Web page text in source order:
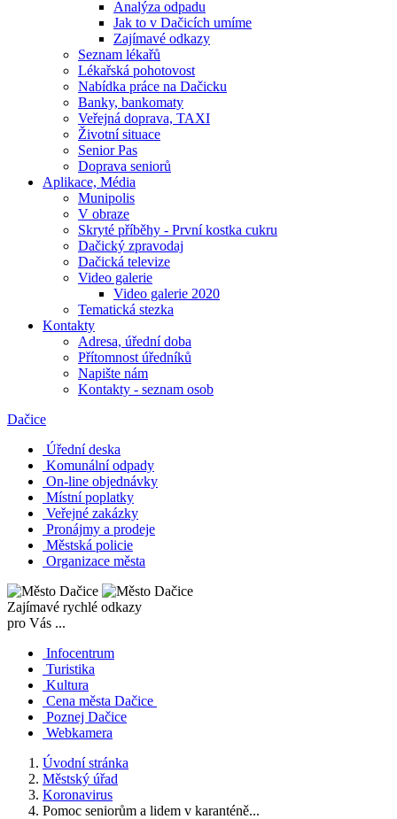
Analýza odpadu
Jak to v Dačicích umíme
Zajímavé odkazy
Seznam lékařů
Lékařská pohotovost
Nabídka práce na Dačicku
Banky, bankomaty
Veřejná doprava, TAXI
Životní situace
Senior Pas
Doprava seniorů
Aplikace, Média
Munipolis
V obraze
Skryté příběhy - První kostka cukru
Dačický zpravodaj
Dačická televize
Video galerie
Video galerie 2020
Tematická stezka
Kontakty
Adresa, úřední doba
Přítomnost úředníků
Napište nám
Kontakty - seznam osob
Dačice
Úřední deska
Komunální odpady
On-line objednávky
Místní poplatky
Veřejné zakázky
Pronájmy a prodeje
Městská policie
Organizace města
Zajímavé rychlé odkazy
pro Vás ...
Infocentrum
Turistika
Kultura
Cena města Dačice
Poznej Dačice
Webkamera
Úvodní stránka
Městský úřad
Koronavirus
Pomoc seniorům a lidem v karanténě...